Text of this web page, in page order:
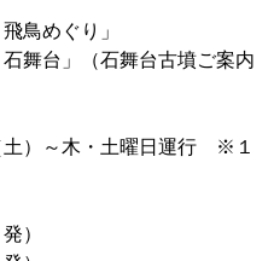
めぐり」
台」（石舞台古墳ご案内
～木・土曜日運行 ※１
）